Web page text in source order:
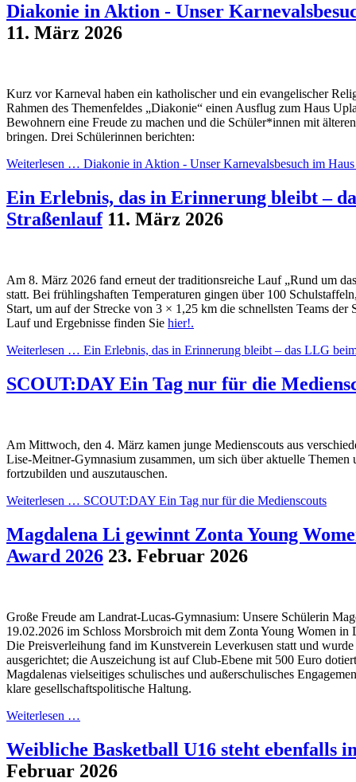
Diakonie in Aktion - Unser
11. März 2026
Kurz vor Karneval haben ein katholischer und ein evangelischer
Rahmen des Themenfeldes „Diakonie“ einen Ausflug zum Haus
Bewohnern eine Freude zu machen und die Schüler*innen mit
bringen. Drei Schülerinnen berichten:
Weiterlesen … Diakonie in Aktion - Unser Karnevalsbesuch im
Ein Erlebnis, das in Erinnerung bleibt –
Straßenlauf 11. März 2026
Am 8. März 2026 fand erneut der traditionsreiche Lauf „Rund um
statt. Bei frühlingshaften Temperaturen gingen über 100
Start, um auf der Strecke von 3 × 1,25 km die schnellsten Teams
Lauf und Ergebnisse finden Sie hier!.
Weiterlesen … Ein Erlebnis, das in Erinnerung bleibt – das LLG
SCOUT:DAY Ein Tag nur für die
Am Mittwoch, den 4. März kamen junge Medienscouts aus
Lise-Meitner-Gymnasium zusammen, um sich über aktuelle
fortzubilden und auszutauschen.
Weiterlesen … SCOUT:DAY Ein Tag nur für die Medienscouts
Magdalena Li gewinnt Zonta Young
Award 2026 23. Februar 2026
Große Freude am Landrat-Lucas-Gymnasium: Unsere Schülerin
19.02.2026 im Schloss Morsbroich mit dem Zonta Young Women in
Die Preisverleihung fand im Kunstverein Leverkusen statt und
ausgerichtet; die Auszeichung ist auf Club-Ebene mit 500 Euro
Magdalenas vielseitiges schulisches und außerschulisches
klare gesellschaftspolitische Haltung.
Weiterlesen …
Weibliche Basketball U16 steht ebenfalls
Februar 2026